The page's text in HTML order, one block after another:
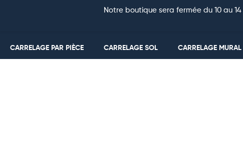
CARRELAGE PAR PIÈCE CARRELAGE SOL CARRELAGE MURAL
Notre boutique sera fermée du 10 au